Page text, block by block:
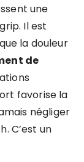
une
Il est
la douleur
de
favorise la
négliger
C’est un